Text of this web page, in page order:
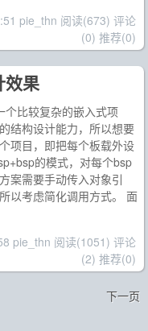
pie_thn 阅读(673) 评论
(0) 推荐(0)
果
个比较复杂的嵌入式项
结构设计能力，所以想要
项目，即把每个板载外设
的模式，对每个bsp
案需要手动传入对象引
以考虑简化调用方式。 面
pie_thn 阅读(1051) 评论
(2) 推荐(0)
下一页